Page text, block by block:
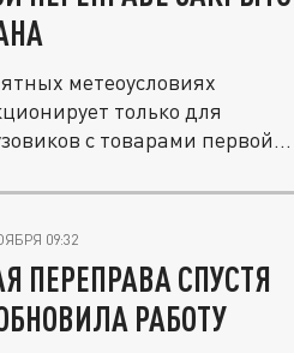
метеоусловиях
только для
с товарами первой...
09:32
ПЕРЕПРАВА СПУСТЯ
РАБОТУ